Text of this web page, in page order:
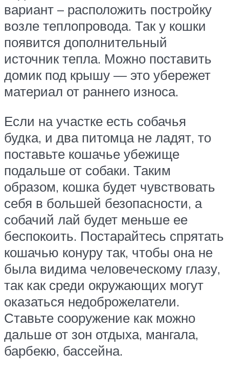
вариант – расположить постройку
возле теплопровода. Так у кошки
появится дополнительный
источник тепла. Можно поставить
домик под крышу — это убережет
материал от раннего износа.
Если на участке есть собачья
будка, и два питомца не ладят, то
поставьте кошачье убежище
подальше от собаки. Таким
образом, кошка будет чувствовать
себя в большей безопасности, а
собачий лай будет меньше ее
беспокоить. Постарайтесь спрятать
кошачью конуру так, чтобы она не
была видима человеческому глазу,
так как среди окружающих могут
оказаться недоброжелатели.
Ставьте сооружение как можно
дальше от зон отдыха, мангала,
барбекю, бассейна.